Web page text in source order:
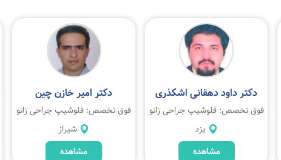
دکتر داود دهقانی اشکذری
فوق تخصص: فلوشیپ جراحی زانو
یزد
مشاهده
دکتر امیر خازن چین
فوق تخصص: فلوشیپ جراحی زانو
شیراز
مشاهده